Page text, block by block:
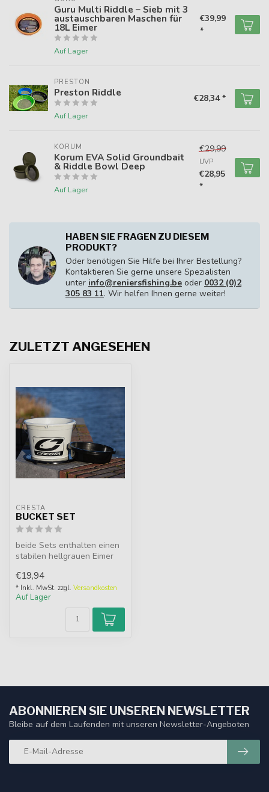
Guru Multi Riddle – Sieb mit 3
austauschbaren Maschen für
18L Eimer
Auf Lager
€39,99
*
PRESTON
Preston Riddle
Auf Lager
€28,34 *
KORUM
Korum EVA Solid Groundbait
& Riddle Bowl Deep
Auf Lager
€29,99
UVP
€28,95
*
HABEN SIE FRAGEN ZU DIESEM
PRODUKT?
Oder benötigen Sie Hilfe bei Ihrer Bestellung?
Kontaktieren Sie gerne unsere Spezialisten
unter info@reniersfishing.be oder 0032 (0)2
305 83 11. Wir helfen Ihnen gerne weiter!
ZULETZT ANGESEHEN
CRESTA
BUCKET SET
beide Sets enthalten einen
stabilen hellgrauen Eimer
€19,94
* Inkl. MwSt. zzgl. Versandkosten
Auf Lager
ABONNIEREN SIE UNSEREN NEWSLETTER
Bleibe auf dem Laufenden mit unseren Newsletter-Angeboten